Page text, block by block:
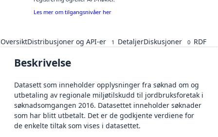
Les mer om tilgangsnivåer her
OversiktDistribusjoner og API-er 1 DetaljerDiskusjoner 0 RDF
Beskrivelse
Datasett som inneholder opplysninger fra søknad om og
utbetaling av regionale miljøtilskudd til jordbruksforetak i
søknadsomgangen 2016. Datasettet inneholder søknader
som har blitt utbetalt. Det er de godkjente verdiene for
de enkelte tiltak som vises i datasettet.